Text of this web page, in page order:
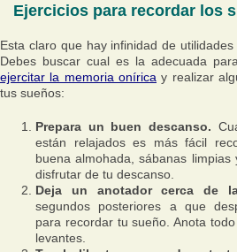
Ejercicios para recordar los
Esta claro que hay infinidad de
Debes buscar cual es la adecuada
ejercitar la memoria onírica y realizar
tus sueños:
Prepara un buen descanso.
están relajados es más fácil
buena almohada, sábanas
disfrutar de tu descanso.
Deja un anotador cerca de
segundos posteriores a que
para recordar tu sueño. Anota
levantes.